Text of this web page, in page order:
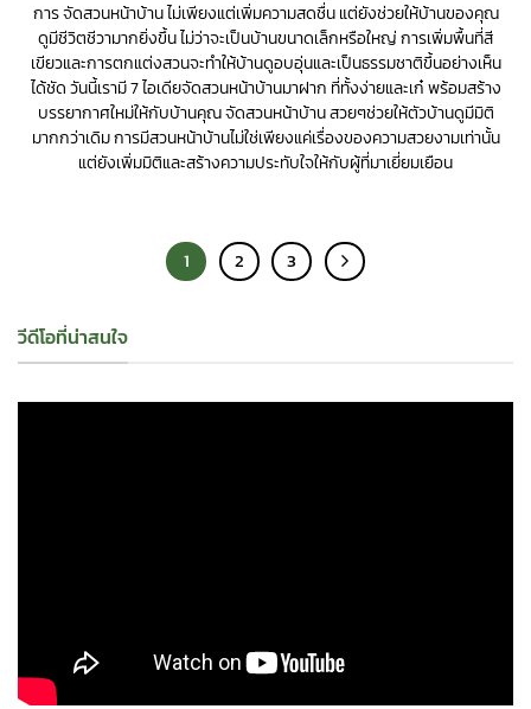
การ จัดสวนหน้าบ้าน ไม่เพียงแต่เพิ่มความสดชื่น แต่ยังช่วยให้บ้านของคุณ
ดูมีชีวิตชีวามากยิ่งขึ้น ไม่ว่าจะเป็นบ้านขนาดเล็กหรือใหญ่ การเพิ่มพื้นที่สี
เขียวและการตกแต่งสวนจะทำให้บ้านดูอบอุ่นและเป็นธรรมชาติขึ้นอย่างเห็น
ได้ชัด วันนี้เรามี 7 ไอเดียจัดสวนหน้าบ้านมาฝาก ที่ทั้งง่ายและเก๋ พร้อมสร้าง
บรรยากาศใหม่ให้กับบ้านคุณ จัดสวนหน้าบ้าน สวยๆช่วยให้ตัวบ้านดูมีมิติ
มากกว่าเดิม การมีสวนหน้าบ้านไม่ใช่เพียงแค่เรื่องของความสวยงามเท่านั้น
แต่ยังเพิ่มมิติและสร้างความประทับใจให้กับผู้ที่มาเยี่ยมเยือน
1 2 3
วีดีโอที่น่าสนใจ